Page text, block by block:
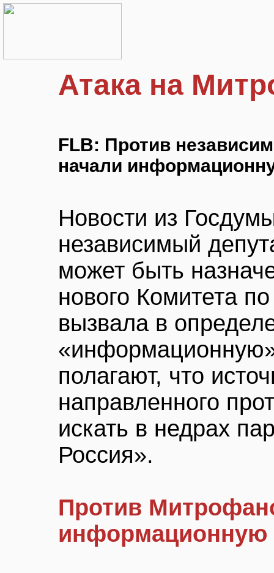
Атака на
FLB: Против
начали
Новости из
независимый
может быть
нового Комитета
вызвала в
полагают, что
направленного
искать в недрах
Россия».
Против
информационную